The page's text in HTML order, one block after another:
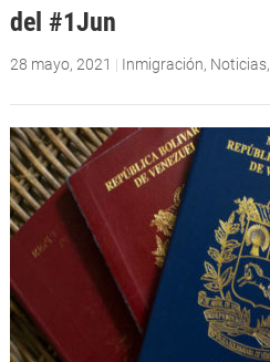
del #1Jun
28 mayo, 2021 | Inmigración, Noticias,